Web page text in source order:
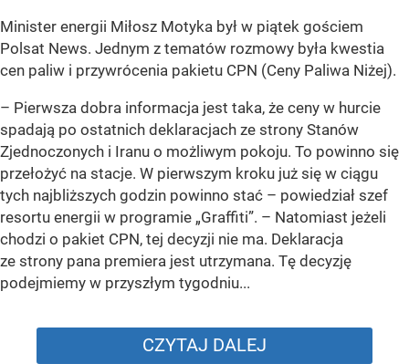
Minister energii Miłosz Motyka był w piątek gościem
Polsat News. Jednym z tematów rozmowy była kwestia
cen paliw i przywrócenia pakietu CPN (Ceny Paliwa Niżej).
– Pierwsza dobra informacja jest taka, że ceny w hurcie
spadają po ostatnich deklaracjach ze strony Stanów
Zjednoczonych i Iranu o możliwym pokoju. To powinno się
przełożyć na stacje. W pierwszym kroku już się w ciągu
tych najbliższych godzin powinno stać – powiedział szef
resortu energii w programie „Graffiti”. – Natomiast jeżeli
chodzi o pakiet CPN, tej decyzji nie ma. Deklaracja
ze strony pana premiera jest utrzymana. Tę decyzję
podejmiemy w przyszłym tygodniu...
CZYTAJ DALEJ